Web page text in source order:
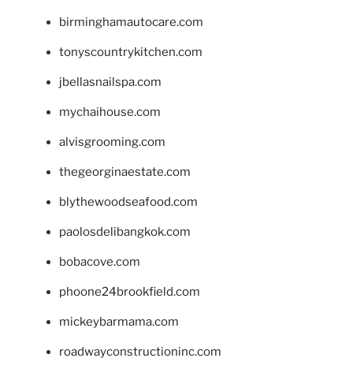
birminghamautocare.com
tonyscountrykitchen.com
jbellasnailspa.com
mychaihouse.com
alvisgrooming.com
thegeorginaestate.com
blythewoodseafood.com
paolosdelibangkok.com
bobacove.com
phoone24brookfield.com
mickeybarmama.com
roadwayconstructioninc.com